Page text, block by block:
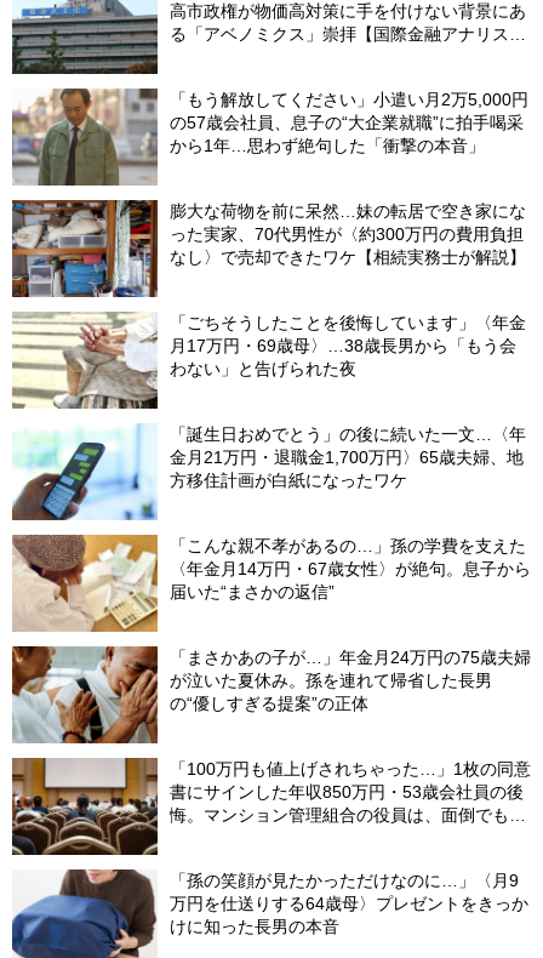
高市政権が物価高対策に手を付けない背景にあ
る「アベノミクス」崇拝【国際金融アナリスト
「もう解放してください」小遣い月2万5,000円
の57歳会社員、息子の“大企業就職”に拍手喝采
から1年…思わず絶句した「衝撃の本音」
膨大な荷物を前に呆然…妹の転居で空き家にな
った実家、70代男性が〈約300万円の費用負担
なし〉で売却できたワケ【相続実務士が解説】
「ごちそうしたことを後悔しています」〈年金
月17万円・69歳母〉…38歳長男から「もう会
わない」と告げられた夜
「誕生日おめでとう」の後に続いた一文…〈年
金月21万円・退職金1,700万円〉65歳夫婦、地
方移住計画が白紙になったワケ
「こんな親不孝があるの…」孫の学費を支えた
〈年金月14万円・67歳女性〉が絶句。息子から
届いた“まさかの返信”
「まさかあの子が…」年金月24万円の75歳夫婦
が泣いた夏休み。孫を連れて帰省した長男
の“優しすぎる提案”の正体
「100万円も値上げされちゃった…」1枚の同意
書にサインした年収850万円・53歳会社員の後
悔。マンション管理組合の役員は、面倒でも自
「孫の笑顔が見たかっただけなのに…」〈月9
万円を仕送りする64歳母〉プレゼントをきっか
けに知った長男の本音